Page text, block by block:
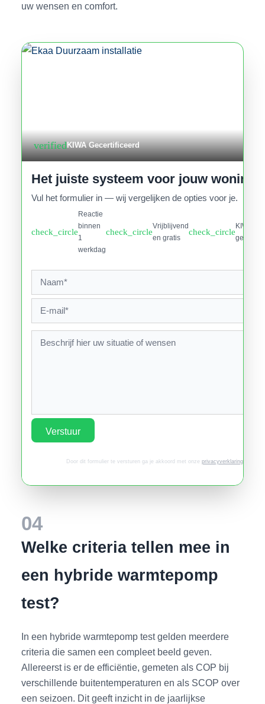
uw wensen en comfort.
verifiedKIWA Gecertificeerd
Het juiste systeem voor jouw woning
Vul het formulier in — wij vergelijken de opties voor je.
check_circle
Reactie
binnen
1
werkdag
check_circle
Vrijblijvend
en gratis
check_circle
KIWA
Verstuur
Door dit formulier te versturen ga je akkoord met onze privacyverklaring.
04
Welke criteria tellen mee in
een hybride warmtepomp
test?
In een hybride warmtepomp test gelden meerdere
criteria die samen een compleet beeld geven.
Allereerst is er de efficiëntie, gemeten als COP bij
verschillende buitentemperaturen en als SCOP over
een seizoen. Dit geeft inzicht in de jaarlijkse